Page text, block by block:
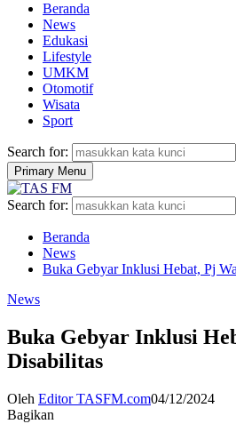
Beranda
News
Edukasi
Lifestyle
UMKM
Otomotif
Wisata
Sport
Search for:
Primary Menu
Search for:
Beranda
News
Buka Gebyar Inklusi Hebat, Pj
News
Buka Gebyar Inklusi
Disabilitas
Oleh Editor TASFM.com04/12/2024
Bagikan